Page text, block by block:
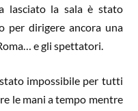
lasciato la sala è stato
per dirigere ancora una
e gli spettatori.
impossibile per tutti
le mani a tempo mentre